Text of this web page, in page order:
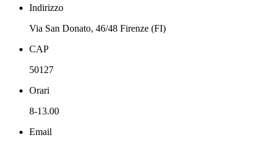
Indirizzo
Via San Donato, 46/48 Firenze (FI)
CAP
50127
Orari
8-13.00
Email